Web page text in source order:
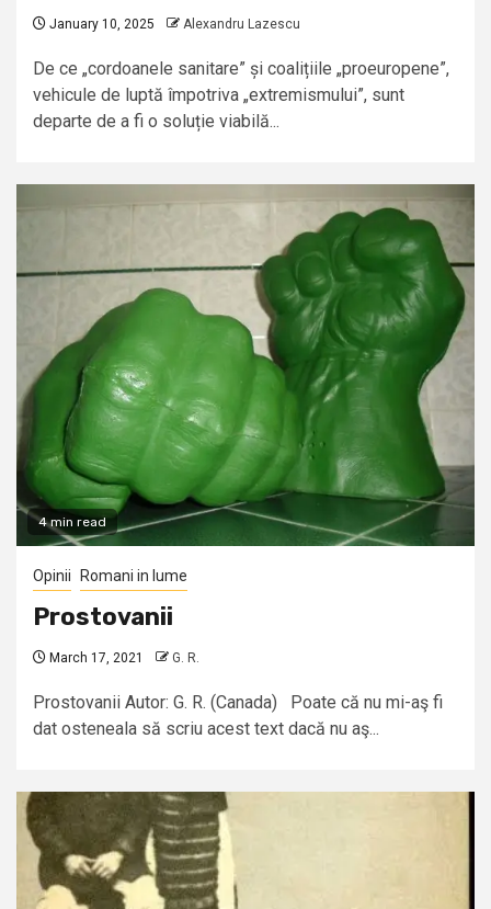
January 10, 2025 Alexandru Lazescu
De ce „cordoanele sanitare” și coalițiile „proeuropene”,
vehicule de luptă împotriva „extremismului”, sunt
departe de a fi o soluție viabilă...
4 min read
Opinii Romani in lume
Prostovanii
March 17, 2021 G. R.
Prostovanii Autor: G. R. (Canada) Poate că nu mi-aş fi
dat osteneala să scriu acest text dacă nu aş...